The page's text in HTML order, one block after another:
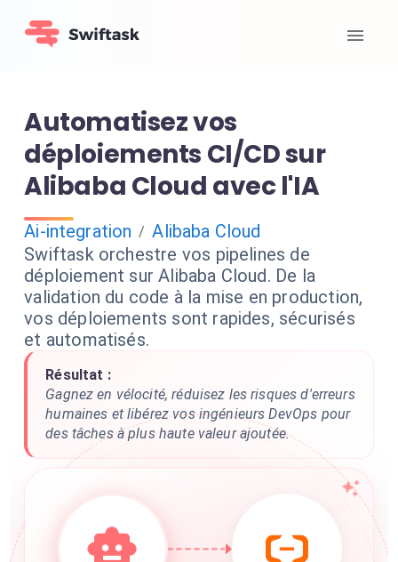
Automatisez vos
déploiements CI/CD sur
Alibaba Cloud avec l'IA
Ai-integration / Alibaba Cloud
Swiftask orchestre vos pipelines de
déploiement sur Alibaba Cloud. De la
validation du code à la mise en production,
vos déploiements sont rapides, sécurisés
et automatisés.
Résultat :
Gagnez en vélocité, réduisez les risques d'erreurs
humaines et libérez vos ingénieurs DevOps pour
des tâches à plus haute valeur ajoutée.